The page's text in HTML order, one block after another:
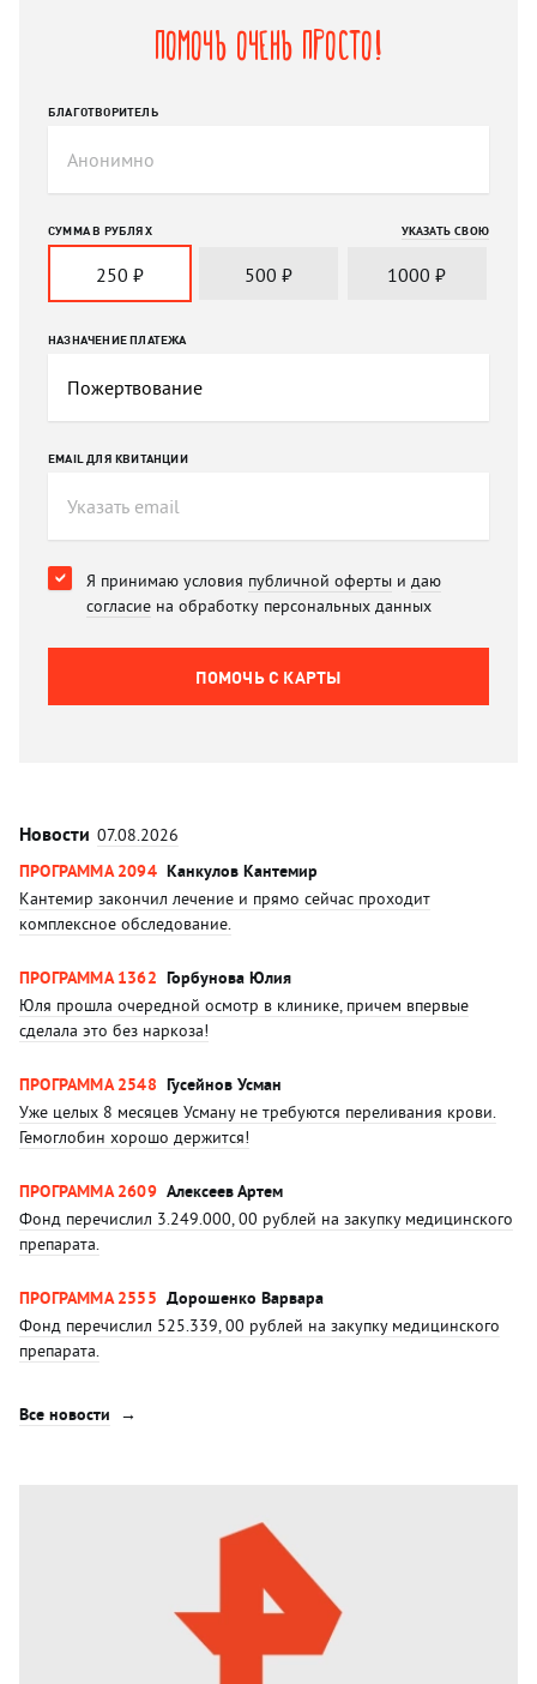
Помочь очень просто!
БЛАГОТВОРИТЕЛЬ
СУММА В РУБЛЯХ
250 ₽ 500 ₽ 1000₽
УКАЗАТЬ СВОЮ
НАЗНАЧЕНИЕ ПЛАТЕЖА
EMAIL ДЛЯ КВИТАНЦИИ
Я принимаю условия публичной оферты и даю
согласие на обработку персональных данных
ПОМОЧЬ C КАРТЫ
Новости 07.08.2026
ПРОГРАММА 2094 Канкулов Кантемир
Кантемир закончил лечение и прямо сейчас проходит
комплексное обследование.
ПРОГРАММА 1362 Горбунова Юлия
Юля прошла очередной осмотр в клинике, причем впервые
сделала это без наркоза!
ПРОГРАММА 2548 Гусейнов Усман
Уже целых 8 месяцев Усману не требуются переливания крови.
Гемоглобин хорошо держится!
ПРОГРАММА 2609 Алексеев Артем
Фонд перечислил 3.249.000, 00 рублей на закупку медицинского
препарата.
ПРОГРАММА 2555 Дорошенко Варвара
Фонд перечислил 525.339, 00 рублей на закупку медицинского
препарата.
Все новости